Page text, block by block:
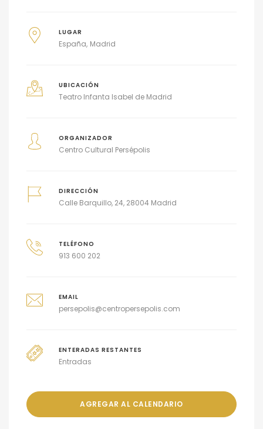
LUGAR
España Madrid
UBICACIÓN
Teatro Infanta Isabel de Madrid
ORGANIZADOR
Centro Cultural Persépolis
DIRECCIÓN
Calle Barquillo, 24, 28004 Madrid
TELÉFONO
913 600 202
EMAIL
persepolis@centropersepolis.com
ENTERADAS RESTANTES
Entradas
AGREGAR AL CALENDARIO